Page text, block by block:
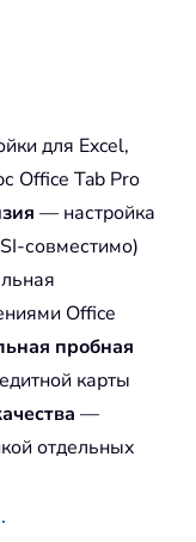
для Excel,
Office Tab Pro
— настройка
совместимо)
Office
пробная
карты
—
отдельных